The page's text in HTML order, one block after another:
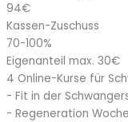
94€
Kassen-Zuschuss
70-100%
Eigenanteil max. 30€
4 Online-Kurse für
- Fit in der
- Regeneration